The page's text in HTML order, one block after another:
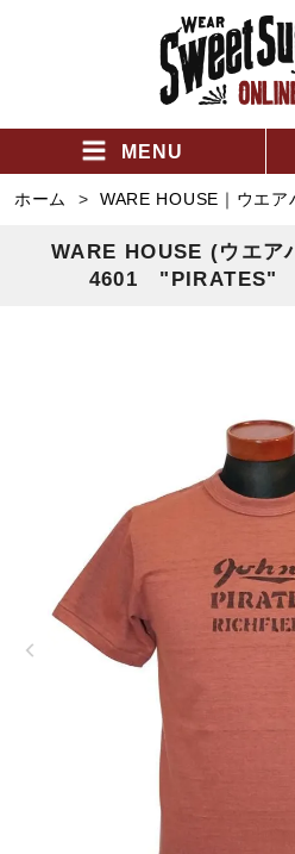
MENU
ホーム > WARE HOUSE｜ウエア
WARE HOUSE (ウエ
4601 "PIRATES"